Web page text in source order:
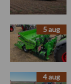
5 aug
4 aug